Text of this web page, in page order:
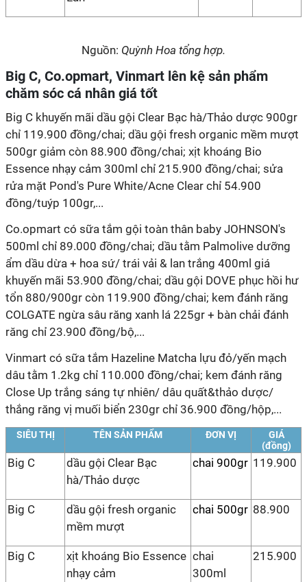
Nguồn: Quỳnh Hoa tổng hợp.
Big C, Co.opmart, Vinmart lên kệ sản phẩm
chăm sóc cá nhân giá tốt
Big C khuyến mãi dầu gội Clear Bạc hà/Thảo dược 900gr
chỉ 119.900 đồng/chai; dầu gội fresh organic mềm mượt
500gr giảm còn 88.900 đồng/chai; xịt khoáng Bio
Essence nhạy cảm 300ml chỉ 215.900 đồng/chai; sửa
rửa mặt Pond's Pure White/Acne Clear chỉ 54.900
đồng/tuýp 100gr,...
Co.opmart có sữa tắm gội toàn thân baby JOHNSON's
500ml chỉ 89.000 đồng/chai; dầu tằm Palmolive dưỡng
ẩm dầu dừa + hoa sứ/ trái vải & lan trắng 400ml giá
khuyến mãi 53.900 đồng/chai; dầu gội DOVE phục hồi hư
tổn 880/900gr còn 119.900 đồng/chai; kem đánh răng
COLGATE ngừa sâu răng xanh lá 225gr + bàn chải đánh
răng chỉ 23.900 đồng/bộ,...
Vinmart có sữa tắm Hazeline Matcha lựu đỏ/yến mạch
dâu tằm 1.2kg chỉ 110.000 đồng/chai; kem đánh răng
Close Up trắng sáng tự nhiên/ dâu quất&thảo dược/
thắng răng vị muối biển 230gr chỉ 36.900 đồng/hộp,...
SIÊU THỊ TÊN SẢN PHẨM ĐƠN VỊ
GIÁ
(đồng)
Big C
dầu gội Clear Bạc
hà/Thảo dược
chai 900gr 119.900
Big C
dầu gội fresh organic
mềm mượt
chai 500gr 88.900
Big C
xịt khoáng Bio Essence
nhạy cảm
chai
300ml
215.900